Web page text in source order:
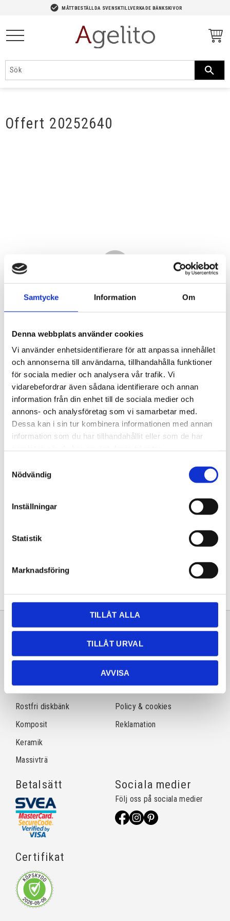
Samtycke Information Om
Denna webbplats använder cookies
Vi använder enhetsidentifierare för att anpassa innehållet
och annonserna till användarna, tillhandahålla funktioner
för sociala medier och analysera vår trafik. Vi
vidarebefordrar även sådana identifierare och annan
information från din enhet till de sociala medier och
annons- och analysföretag som vi samarbetar med.
Dessa kan i sin tur kombinera informationen med annan
information som du har tillhandahållit eller som de har
Nödvändig
Inställningar
Statistik
Marknadsföring
TILLÅT ALLA
TILLÅT URVAL
AVVISA
check_circle MÅTTBESTÄLLDA SVENSKTILLVERKADE BÄNKSKIVOR
Offert 20252640
3 930,00KR
Antal
Lagervara
Artikelnr
20252640
Sortiment
Natursten
Rostfri diskbänk
Komposit
Keramik
Massivträ
Information
Frågor & svar
Köpvillkor
Policy & cookies
Reklamation
Betalsätt
Certifikat
Sociala medier
Följ oss på sociala medier